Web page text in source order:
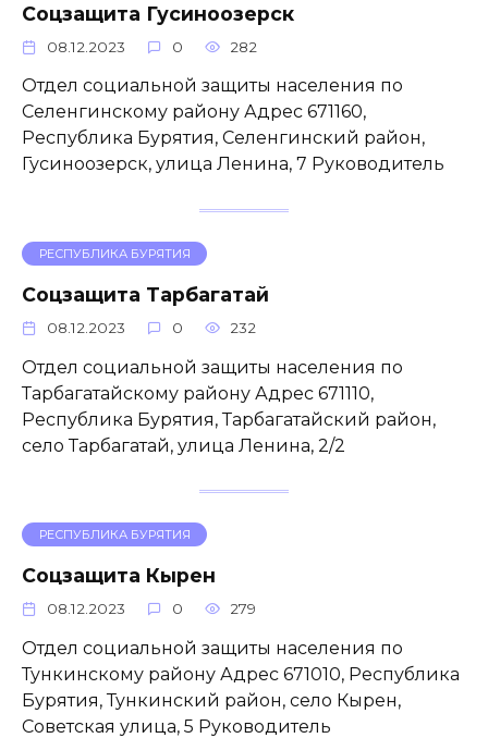
Соцзащита Гусиноозерск
08.12.2023 0 282
Отдел социальной защиты населения по
Селенгинскому району Адрес 671160,
Республика Бурятия, Селенгинский район,
Гусиноозерск, улица Ленина, 7 Руководитель
РЕСПУБЛИКА БУРЯТИЯ
Соцзащита Тарбагатай
08.12.2023 0 232
Отдел социальной защиты населения по
Тарбагатайскому району Адрес 671110,
Республика Бурятия, Тарбагатайский район,
село Тарбагатай, улица Ленина, 2/2
РЕСПУБЛИКА БУРЯТИЯ
Соцзащита Кырен
08.12.2023 0 279
Отдел социальной защиты населения по
Тункинскому району Адрес 671010, Республика
Бурятия, Тункинский район, село Кырен,
Советская улица, 5 Руководитель